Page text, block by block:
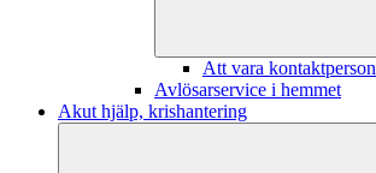
Att vara kontaktperson
Avlösarservice i hemmet
Akut hjälp, krishantering